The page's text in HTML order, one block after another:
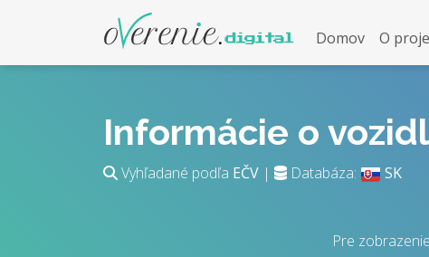
Domov O
Informácie o
Vyhľadané podľa EČV | Databáza: SK
Pre